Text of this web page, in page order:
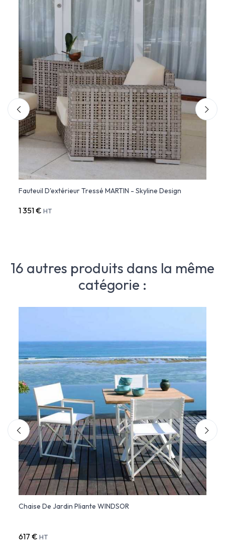
Fauteuil D'extérieur Tressé MARTIN - Skyline Design
1 351 € HT
16 autres produits dans la même
catégorie :
Chaise De Jardin Pliante WINDSOR
617 € HT